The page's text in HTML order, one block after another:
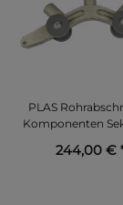
PLAS
Komponenten
244,00 €